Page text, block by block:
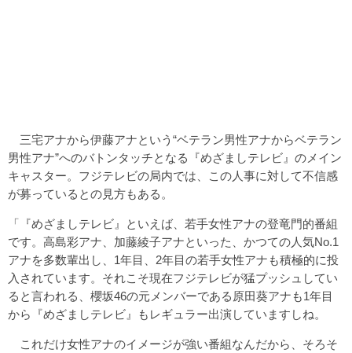
三宅アナから伊藤アナという“ベテラン男性アナからベテラン
男性アナ”へのバトンタッチとなる『めざましテレビ』のメイン
キャスター。フジテレビの局内では、この人事に対して不信感
が募っているとの見方もある。
「『めざましテレビ』といえば、若手女性アナの登竜門的番組
です。高島彩アナ、加藤綾子アナといった、かつての人気No.1
アナを多数輩出し、1年目、2年目の若手女性アナも積極的に投
入されています。それこそ現在フジテレビが猛プッシュしてい
ると言われる、櫻坂46の元メンバーである原田葵アナも1年目
から『めざましテレビ』もレギュラー出演していますしね。
これだけ女性アナのイメージが強い番組なんだから、そろそ